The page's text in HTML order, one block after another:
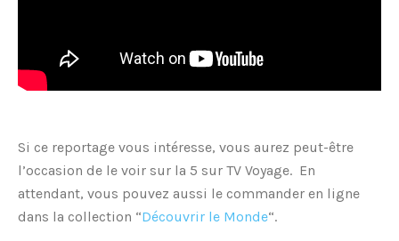
Si ce reportage vous intéresse, vous aurez peut-être
l’occasion de le voir sur la 5 sur TV Voyage. En
attendant, vous pouvez aussi le commander en ligne
dans la collection “Découvrir le Monde“.